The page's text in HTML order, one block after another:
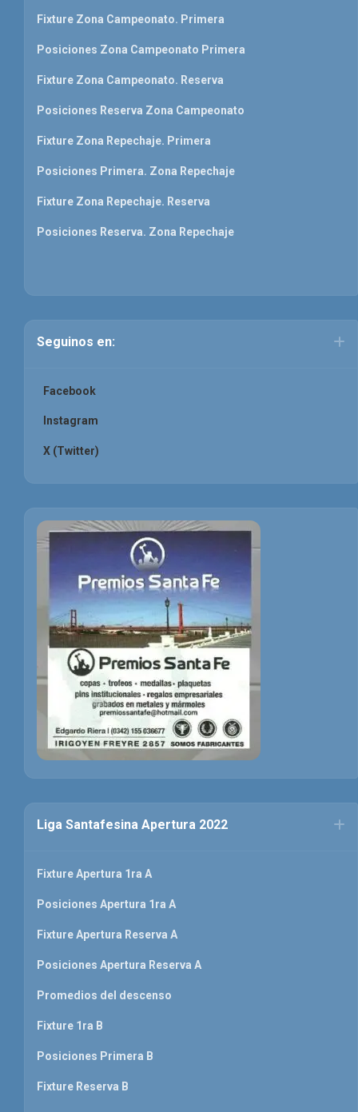
Fixture Zona Campeonato. Primera
Posiciones Zona Campeonato Primera
Fixture Zona Campeonato. Reserva
Posiciones Reserva Zona Campeonato
Fixture Zona Repechaje. Primera
Posiciones Primera. Zona Repechaje
Fixture Zona Repechaje. Reserva
Posiciones Reserva. Zona Repechaje
Seguinos en:
Facebook
Instagram
X (Twitter)
Liga Santafesina Apertura 2022
Fixture Apertura 1ra A
Posiciones Apertura 1ra A
Fixture Apertura Reserva A
Posiciones Apertura Reserva A
Promedios del descenso
Fixture 1ra B
Posiciones Primera B
Fixture Reserva B